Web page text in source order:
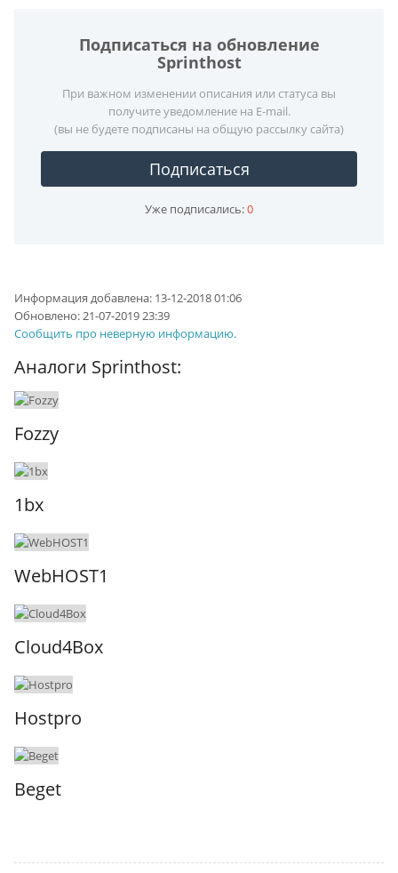
Подписаться на обновление
Sprinthost
При важном изменении описания или статуса вы
получите уведомление на E-mail.
(вы не будете подписаны на общую рассылку сайта)
Подписаться
Уже подписались:0
Информация добавлена: 13-12-2018 01:06
Обновлено:21-07-2019 23:39
Сообщить про неверную информацию.
Аналоги Sprinthost:
Fozzy
1bx
WebHOST1
Cloud4Box
Hostpro
Beget